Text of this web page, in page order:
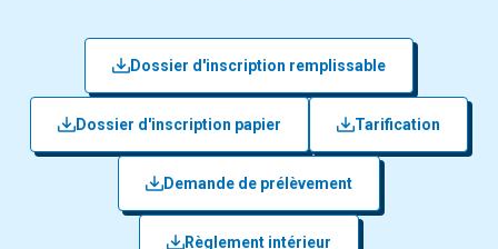
Dossier d'inscription remplissable
Dossier d'inscription papier Tarification
Demande de prélèvement
Règlement intérieur